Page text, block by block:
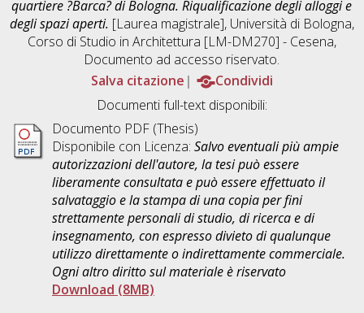
quartiere ?Barca? di Bologna. Riqualificazione degli alloggi e
degli spazi aperti. [Laurea magistrale], Università di Bologna,
Corso di Studio in Architettura [LM-DM270] - Cesena,
Documento ad accesso riservato.
Salva citazione
Condividi
Documenti full-text disponibili:
Documento PDF (Thesis)
Disponibile con Licenza: Salvo eventuali più ampie
autorizzazioni dell'autore, la tesi può essere
liberamente consultata e può essere effettuato il
salvataggio e la stampa di una copia per fini
strettamente personali di studio, di ricerca e di
insegnamento, con espresso divieto di qualunque
utilizzo direttamente o indirettamente commerciale.
Ogni altro diritto sul materiale è riservato
Download (8MB)